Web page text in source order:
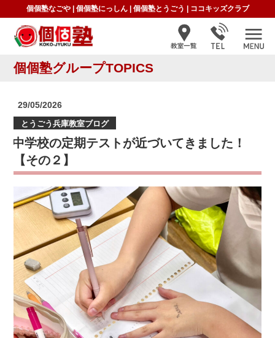
個個塾なごや| 個個塾にっしん| 個個塾とうごう ココキッズクラブ
個個塾グループTOPICS
投
日:
29/05/2026
とうごう兵庫教室ブログ
中学校の定期テストが近づいてきました！
【その２】